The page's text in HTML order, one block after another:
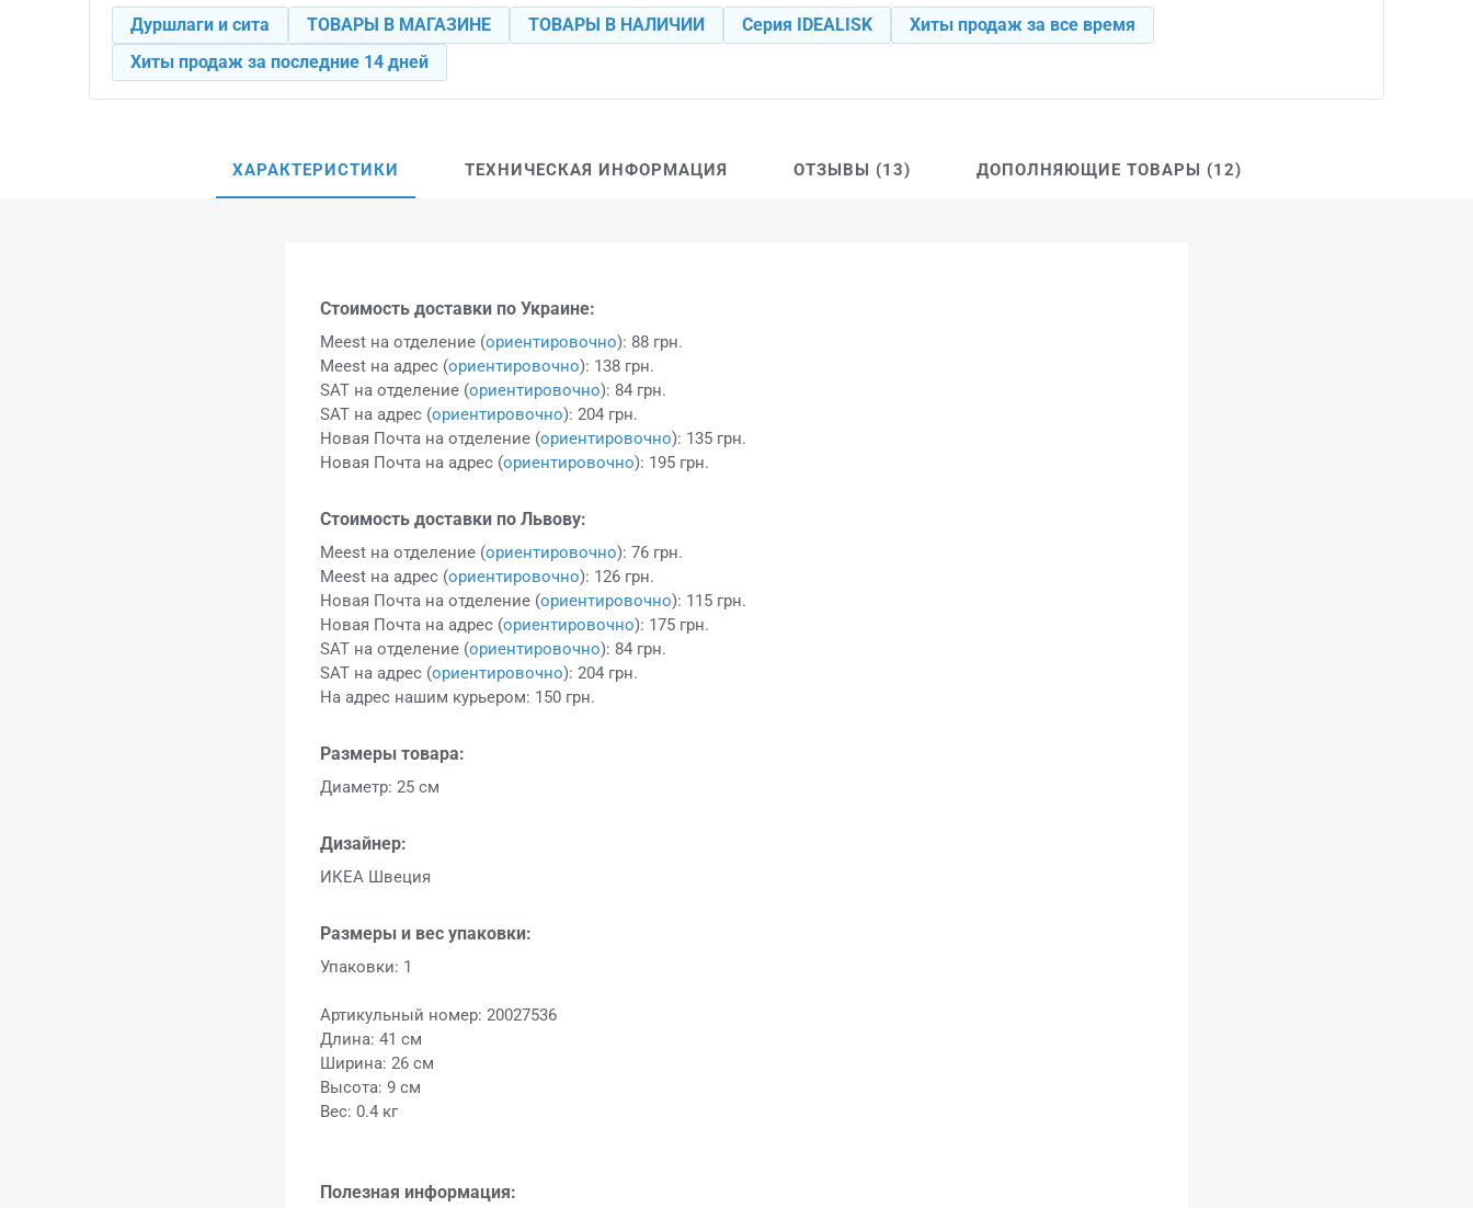
Дуршлаги и сита ТОВАРЫ В МАГАЗИНЕ ТОВАРЫ В НАЛИЧИИ Серия IDEALISK
Хиты продаж за все время
Хиты продаж за последние 14 дней
ХАРАКТЕРИСТИКИ ТЕХНИЧЕСКАЯ ИНФОРМАЦИЯ ОТЗЫВЫ (13) ДОПОЛНЯЮЩИЕ ТОВАРЫ (12)
Стоимость доставки по Украине:
Meest на отделение (ориентировочно): 88 грн.
Meest на адрес (ориентировочно): 138 грн.
SAT на отделение (ориентировочно): 84 грн.
SAT на адрес (ориентировочно): 204 грн.
Новая Почта на отделение (ориентировочно): 135 грн.
Новая Почта на адрес (ориентировочно): 195 грн.
Стоимость доставки по Львову:
Meest на отделение (ориентировочно): 76 грн.
Meest на адрес (ориентировочно): 126 грн.
Новая Почта на отделение (ориентировочно): 115 грн.
Новая Почта на адрес (ориентировочно): 175 грн.
SAT на отделение (ориентировочно): 84 грн.
SAT на адрес (ориентировочно): 204 грн.
На адрес нашим курьером: 150 грн.
Размеры товара:
Диаметр: 25 см
Дизайнер:
ИКЕА Швеция
Размеры и вес упаковки:
Упаковки: 1
Артикульный номер: 20027536
Длина: 41 см
Ширина: 26 см
Высота: 9 см
Вес: 0.4 кг
Полезная информация: